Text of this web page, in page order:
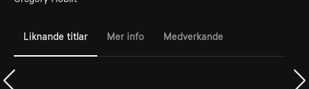
Liknande titlar Mer info Medverkande